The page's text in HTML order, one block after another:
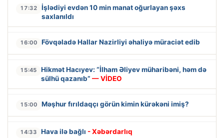
17:32
İşlədiyi evdən 10 min manat oğurlayan şəxs
saxlanıldı
16:00 Fövqəladə Hallar Nazirliyi əhaliyə müraciət edib
15:45
Hikmət Hacıyev: “İlham Əliyev müharibəni, həm də
sülhü qazanıb” — VİDEO
15:00 Məşhur fırıldaqçı görün kimin kürəkəni imiş?
14:33 Hava ilə bağlı - Xəbərdarlıq